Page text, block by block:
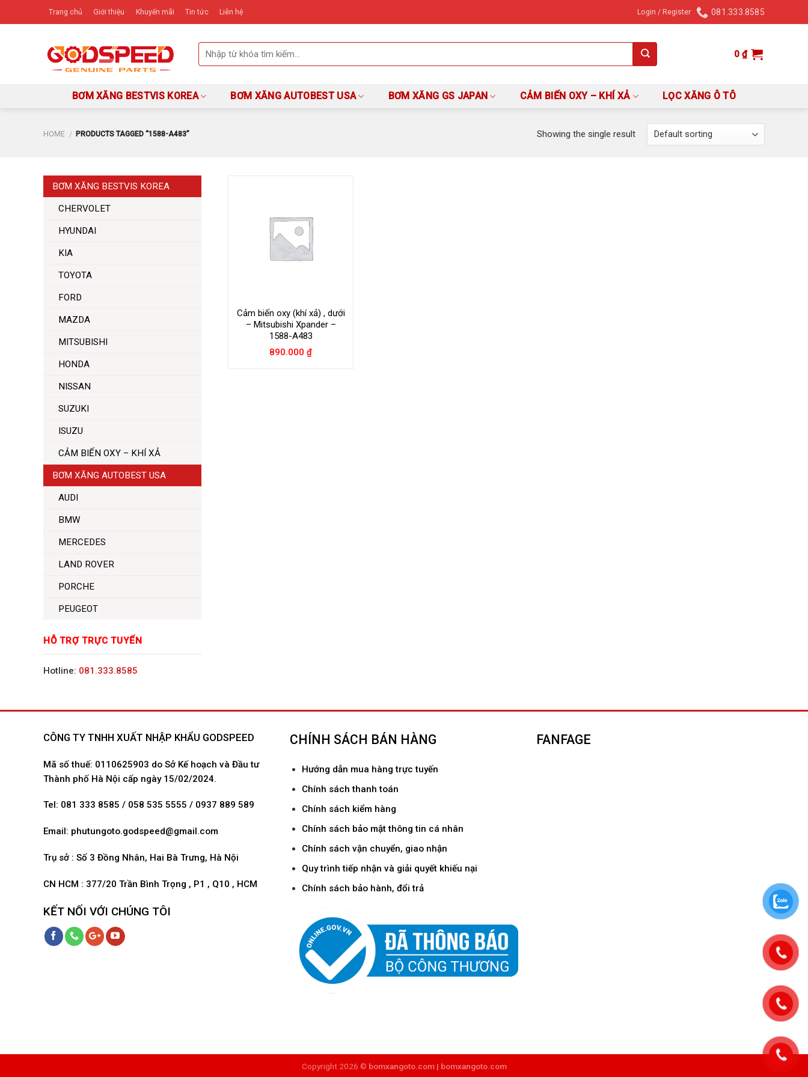
Trang chủ Giới thiệu Khuyến mãi Tin tức Liên hệ Login / Register 081.333.8585
0₫
BƠM XĂNG BESTVIS KOREA BƠM XĂNG AUTOBEST USA BƠM XĂNG GS JAPAN CẢM BIẾN OXY – KHÍ XẢ LỌC XĂNG Ô TÔ
HOME / PRODUCTS TAGGED “1588-A483” Showing the single result
BƠM XĂNG BESTVIS KOREA
CHERVOLET
HYUNDAI
KIA
TOYOTA
FORD
MAZDA
MITSUBISHI
HONDA
NISSAN
SUZUKI
ISUZU
CẢM BIẾN OXY – KHÍ XẢ
BƠM XĂNG AUTOBEST USA
AUDI
BMW
MERCEDES
LAND ROVER
PORCHE
PEUGEOT
HỖ TRỢ TRỰC TUYẾN
Hotline: 081.333.8585
Cảm biến oxy (khí xả) , dưới
– Mitsubishi Xpander –
1588-A483
890.000₫
CÔNG TY TNHH XUẤT NHẬP KHẨU GODSPEED
Mã số thuế: 0110625903 do Sở Kế hoạch và Đầu tư
Thành phố Hà Nội cấp ngày 15/02/2024.
Tel: 081 333 8585 / 058 535 5555 / 0937 889 589
Email: phutungoto.godspeed@gmail.com
Trụ sở : Số 3 Đồng Nhân, Hai Bà Trưng, Hà Nội
CN HCM : 377/20 Trần Bình Trọng , P1 , Q10 , HCM
KẾT NỐI VỚI CHÚNG TÔI
CHÍNH SÁCH BÁN HÀNG
Hướng dẫn mua hàng trực tuyến
Chính sách thanh toán
Chính sách kiểm hàng
Chính sách bảo mật thông tin cá nhân
Chính sách vận chuyển, giao nhận
Quy trình tiếp nhận và giải quyết khiếu nại
Chính sách bảo hành, đổi trả
FANFAGE
Copyright 2026 © bomxangoto.com | bomxangoto.com